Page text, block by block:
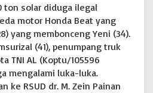
ton solar diduga ilegal
motor Honda Beat yang
yang membonceng Yeni (34).
(41), penumpang truk
TNI AL (Koptu/105596
mengalami luka-luka.
ke RSUD dr. M. Zein Painan